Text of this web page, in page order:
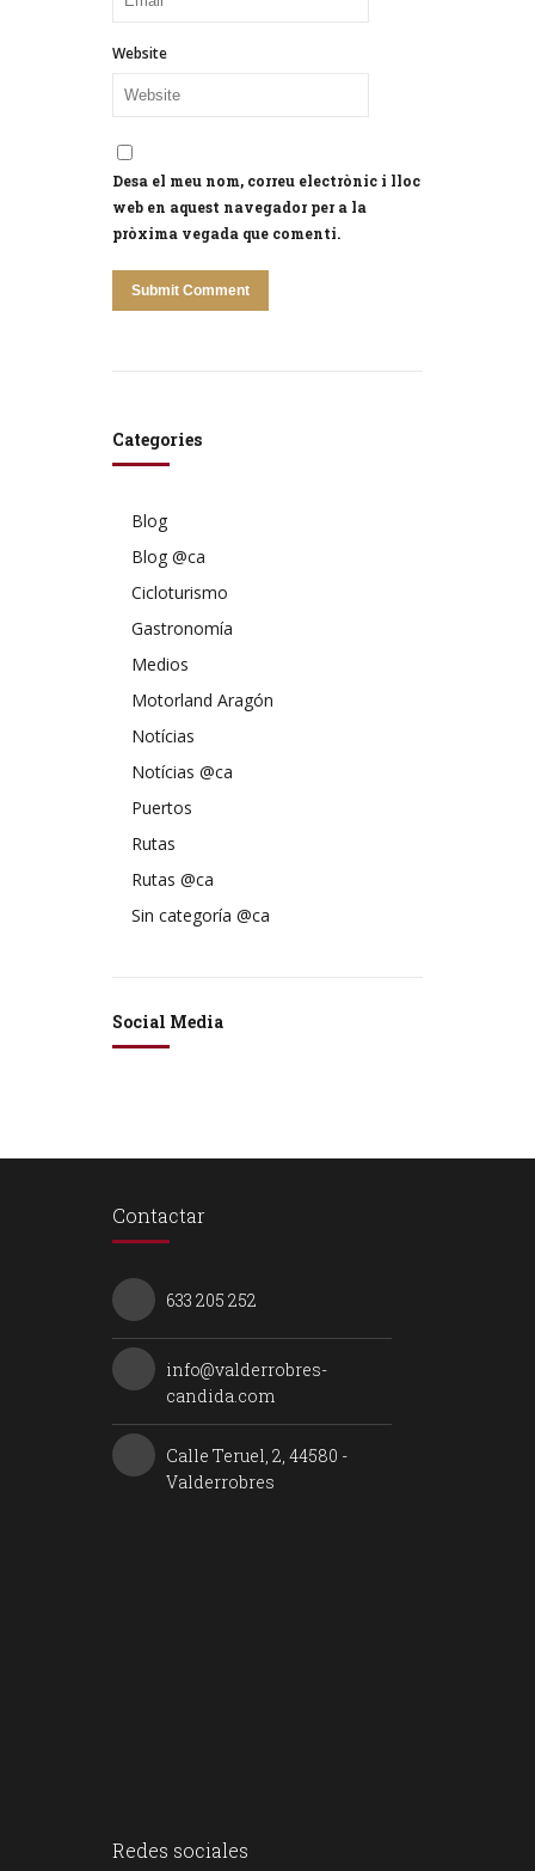
Website
Desa el meu nom, correu electrònic i lloc
web en aquest navegador per a la
pròxima vegada que comenti.
Categories
Blog
Blog @ca
Cicloturismo
Gastronomía
Medios
Motorland Aragón
Notícias
Notícias @ca
Puertos
Rutas
Rutas @ca
Sin categoría @ca
Social Media
Contactar
633 205 252
info@valderrobres-
candida.com
Calle Teruel, 2, 44580 -
Valderrobres
Redes sociales